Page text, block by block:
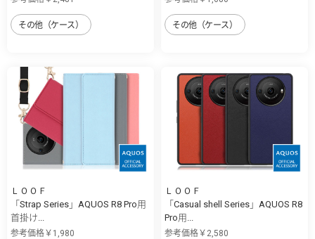
その他（ケース） その他（ケース）
ＬＯＯＦ
「Strap Series」AQUOS R8 Pro用
首掛け...
参考価格￥1,980
ＬＯＯＦ
「Casual shell Series」AQUOS R8
Pro用...
参考価格￥2,580